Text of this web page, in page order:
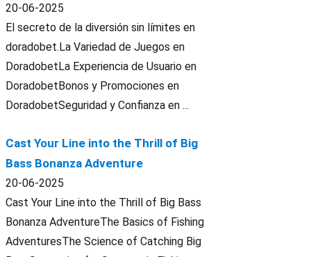
20-06-2025
El secreto de la diversión sin límites en
doradobet.La Variedad de Juegos en
DoradobetLa Experiencia de Usuario en
DoradobetBonos y Promociones en
DoradobetSeguridad y Confianza en ...
Cast Your Line into the Thrill of Big
Bass Bonanza Adventure
20-06-2025
Cast Your Line into the Thrill of Big Bass
Bonanza AdventureThe Basics of Fishing
AdventuresThe Science of Catching Big